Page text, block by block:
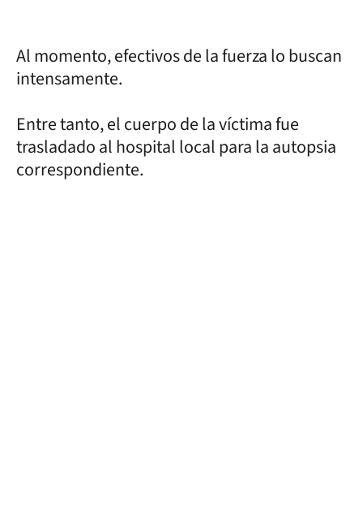
Al momento, efectivos de la fuerza lo buscan
intensamente.
Entre tanto, el cuerpo de la víctima fue
trasladado al hospital local para la autopsia
correspondiente.